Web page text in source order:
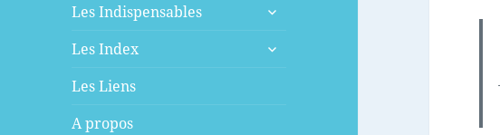
sous-
Les Indispensables
ouvrir
sous-
Les Index
ouvrir
Les Liens
A propos